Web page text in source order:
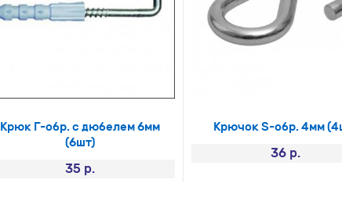
Крюк Г-обр. с дюбелем 6мм
(6шт)
35 р.
Крючок S-обр. 4мм
36 р.